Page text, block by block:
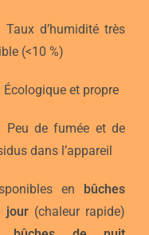
Taux d’humidité très
(<10 %)
Écologique et propre
Peu de fumée et de
dans l’appareil
en bûches
jour (chaleur rapide)